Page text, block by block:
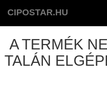
CIPOSTAR.HU
A TERMÉK
TALÁN